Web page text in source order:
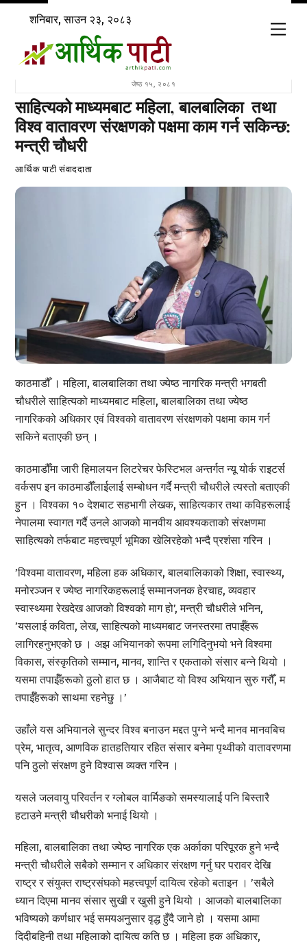
Skip
content
शनिबार, साउन २३, २०८३
जेष्ठ १५, २०८१
साहित्यको माध्यमबाट महिला, बालबालिका तथा
विश्व वातावरण संरक्षणको पक्षमा काम गर्न सकिन्छ:
मन्त्री चौधरी
आर्थिक पाटी संवाददाता
काठमाडौँ । महिला, बालबालिका तथा ज्येष्ठ नागरिक मन्त्री भगबती
चौधरीले साहित्यको माध्यमबाट महिला, बालबालिका तथा ज्येष्ठ
नागरिकको अधिकार एवं विश्वको वातावरण संरक्षणको पक्षमा काम गर्न
सकिने बताएकी छन् ।
काठमाडौँमा जारी हिमालयन लिटरेचर फेस्टिभल अन्तर्गत न्यू योर्क राइटर्स
वर्कसप इन काठमाडौँलाईलाई सम्बोधन गर्दै मन्त्री चौधरीले त्यस्तो बताएकी
हुन । विश्वका १० देशबाट सहभागी लेखक, साहित्यकार तथा कविहरूलाई
नेपालमा स्वागत गर्दै उनले आजको मानवीय आवश्यकताको संरक्षणमा
साहित्यको तर्फबाट महत्त्वपूर्ण भूमिका खेलिरहेको भन्दै प्रशंसा गरिन ।
’विश्वमा वातावरण, महिला हक अधिकार, बालबालिकाको शिक्षा, स्वास्थ्य,
मनोरञ्जन र ज्येष्ठ नागरिकहरूलाई सम्मानजनक हेरचाह, व्यवहार
स्वास्थ्यमा रेखदेख आजको विश्वको माग हो’, मन्त्री चौधरीले भनिन,
’यसलाई कविता, लेख, साहित्यको माध्यमबाट जनस्तरमा तपाईँहरू
लागिरहनुभएको छ । अझ अभियानको रूपमा लगिदिनुभयो भने विश्वमा
विकास, संस्कृतिको सम्मान, मानव, शान्ति र एकताको संसार बन्ने थियो ।
यसमा तपाईँहरूको ठुलो हात छ । आजैबाट यो विश्व अभियान सुरु गरौँ, म
तपाईँहरूको साथमा रहनेछु ।’
उहाँले यस अभियानले सुन्दर विश्व बनाउन मद्दत पुग्ने भन्दै मानव मानवबिच
प्रेम, भातृत्व, आणविक हातहतियार रहित संसार बनेमा पृथ्वीको वातावरणमा
पनि ठुलो संरक्षण हुने विश्वास व्यक्त गरिन ।
यसले जलवायु परिवर्तन र ग्लोबल वार्मिङको समस्यालाई पनि बिस्तारै
हटाउने मन्त्री चौधरीको भनाई थियो ।
महिला, बालबालिका तथा ज्येष्ठ नागरिक एक अर्काका परिपूरक हुने भन्दै
मन्त्री चौधरीले सबैको सम्मान र अधिकार संरक्षण गर्नु घर परावर देखि
राष्ट्र र संयुक्त राष्ट्रसंघको महत्त्वपूर्ण दायित्व रहेको बताइन । ’सबैले
ध्यान दिएमा मानव संसार सुखी र खुसी हुने थियो । आजको बालबालिका
भविष्यको कर्णधार भई समयअनुसार वृद्ध हुँदै जाने हो । यसमा आमा
दिदीबहिनी तथा महिलाको दायित्व कति छ । महिला हक अधिकार,